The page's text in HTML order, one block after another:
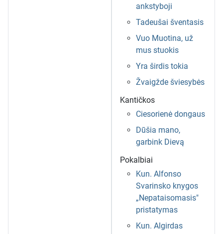
ankstyboji
Tadeušai šventasis
Vuo Muotina, už
mus stuokis
Yra širdis tokia
Žvaigžde šviesybės
Kantičkos
Ciesorienė dongaus
Dūšia mano,
garbink Dievą
Pokalbiai
Kun. Alfonso
Svarinsko knygos
„Nepataisomasis"
pristatymas
Kun. Algirdas